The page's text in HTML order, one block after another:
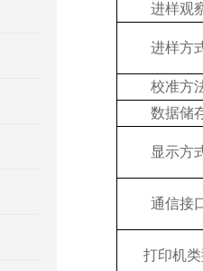
进样观
进样方
校准方
数据储
显示方
通信接
打印机